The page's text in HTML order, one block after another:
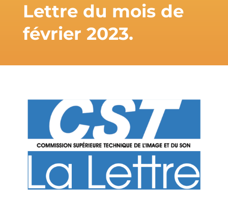
Lettre du mois de
février 2023.